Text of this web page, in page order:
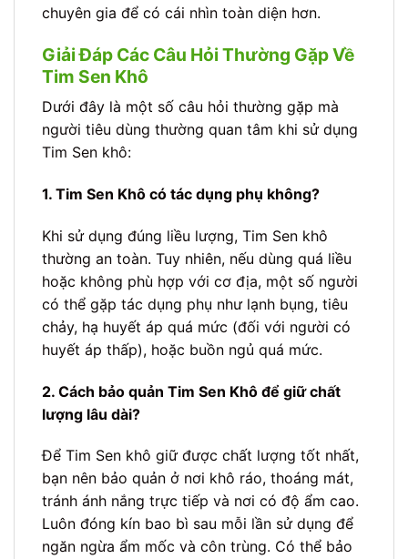
chuyên gia để có cái nhìn toàn diện hơn.
Giải Đáp Các Câu Hỏi Thường Gặp Về
Tim Sen Khô
Dưới đây là một số câu hỏi thường gặp mà
người tiêu dùng thường quan tâm khi sử dụng
Tim Sen khô:
1. Tim Sen Khô có tác dụng phụ không?
Khi sử dụng đúng liều lượng, Tim Sen khô
thường an toàn. Tuy nhiên, nếu dùng quá liều
hoặc không phù hợp với cơ địa, một số người
có thể gặp tác dụng phụ như lạnh bụng, tiêu
chảy, hạ huyết áp quá mức (đối với người có
huyết áp thấp), hoặc buồn ngủ quá mức.
2. Cách bảo quản Tim Sen Khô để giữ chất
lượng lâu dài?
Để Tim Sen khô giữ được chất lượng tốt nhất,
bạn nên bảo quản ở nơi khô ráo, thoáng mát,
tránh ánh nắng trực tiếp và nơi có độ ẩm cao.
Luôn đóng kín bao bì sau mỗi lần sử dụng để
ngăn ngừa ẩm mốc và côn trùng. Có thể bảo